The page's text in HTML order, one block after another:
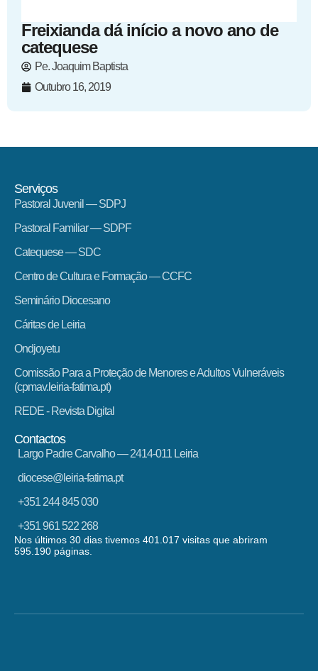
Freixianda dá início a novo ano de
catequese
Pe. Joaquim Baptista
Outubro 16, 2019
Serviços
Pastoral Juvenil — SDPJ
Pastoral Familiar — SDPF
Catequese — SDC
Centro de Cultura e Formação — CCFC
Seminário Diocesano
Cáritas de Leiria
Ondjoyetu
Comissão Para a Proteção de Menores e Adultos Vulneráveis
(cpmav.leiria-fatima.pt)
REDE - Revista Digital
Contactos
Largo Padre Carvalho — 2414-011 Leiria
diocese@leiria-fatima.pt
+351 244 845 030
+351 961 522 268
Nos últimos 30 dias tivemos 401.017 visitas que abriram
595.190 páginas.